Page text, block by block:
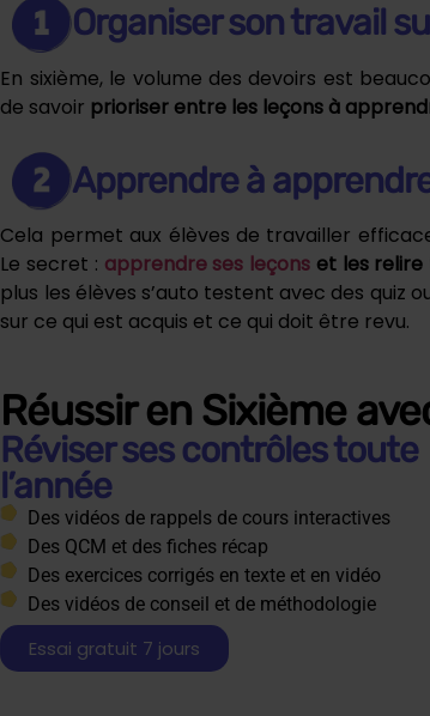
Organiser son travail
En sixième, le volume des devoirs est
de savoir prioriser entre les leçons à
Apprendre à
Cela permet aux élèves de travailler
Le secret : apprendre ses leçons et les
plus les élèves s’auto testent avec des quiz
sur ce qui est acquis et ce qui doit être revu.
Réussir en Sixième
Réviser ses contrôles toute
l’année
Des vidéos de rappels de cours interactives
Des QCM et des fiches récap
Des exercices corrigés en texte et en vidéo
Des vidéos de conseil et de méthodologie
Essai gratuit 7 jours